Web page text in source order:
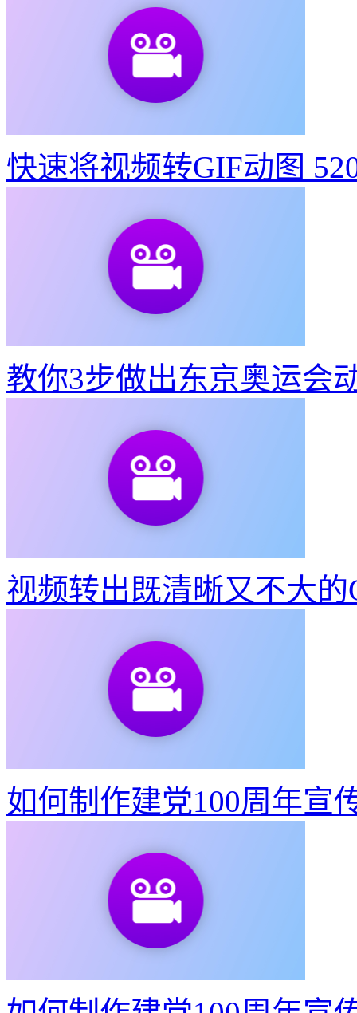
快速将视频转GIF动图
教你3步做出东京奥运会
视频转出既清晰又不大的
如何制作建党100周年宣